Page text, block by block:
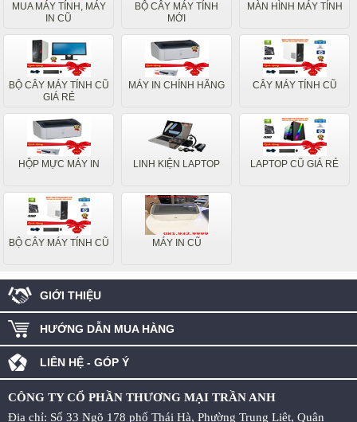
MUA MÁY TÍNH, MÁY
IN CŨ
BỘ CÂY MÁY TÍNH
MỚI
MÀN HÌNH MÁY TÍNH
BỘ CÂY MÁY TÍNH CŨ
GIÁ RẺ
MÁY IN CHÍNH HÃNG CÂY MÁY TÍNH CŨ
HỘP MỰC MÁY IN LINH KIỆN LAPTOP LAPTOP CŨ GIÁ RẺ
BỘ CÂY MÁY TÍNH CŨ MÁY IN CŨ
GIỚI THIỆU
HƯỚNG DẪN MUA HÀNG
LIÊN HỆ - GÓP Ý
CÔNG TY CỔ PHẦN THƯƠNG MẠI TRẦN ANH
Địa chỉ: Số 33 Ngõ 178 phố Thái Hà, Phường Trung Liệt, Quận